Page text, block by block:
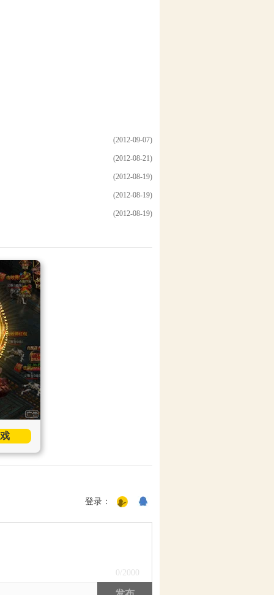
(2012-09-07)
(2012-08-21)
(2012-08-19)
(2012-08-19)
(2012-08-19)
登录：
0 /2000